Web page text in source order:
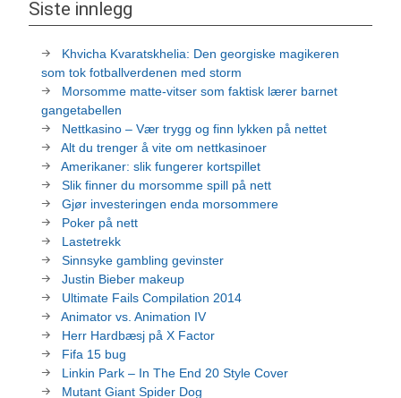
Siste innlegg
Khvicha Kvaratskhelia: Den georgiske magikeren
som tok fotballverdenen med storm
Morsomme matte-vitser som faktisk lærer barnet
gangetabellen
Nettkasino – Vær trygg og finn lykken på nettet
Alt du trenger å vite om nettkasinoer
Amerikaner: slik fungerer kortspillet
Slik finner du morsomme spill på nett
Gjør investeringen enda morsommere
Poker på nett
Lastetrekk
Sinnsyke gambling gevinster
Justin Bieber makeup
Ultimate Fails Compilation 2014
Animator vs. Animation IV
Herr Hardbæsj på X Factor
Fifa 15 bug
Linkin Park – In The End 20 Style Cover
Mutant Giant Spider Dog